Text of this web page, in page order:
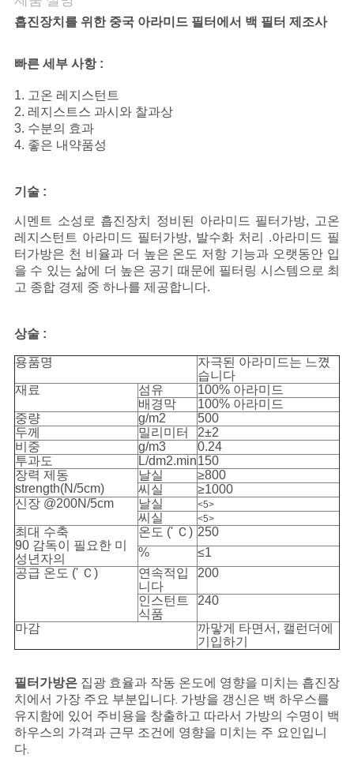
청
다
사
트
맵
PRIVACY
흡진장치를 위한 중국 아라미드 필터에서 백 필터 제조사
빠른 세부 사항 :
1. 고온 레지스턴트
2. 레지스트스 과시와 찰과상
3. 수분의 효과
4. 좋은 내약품성
기술 :
시멘트 소성로 흡진장치 정비된 아라미드 필터가방, 고온
레지스턴트 아라미드 필터가방, 발수화 처리 .아라미드 필
터가방은 천 비율과 더 높은 온도 저항 기능과 오랫동안 입
을 수 있는 삶에 더 높은 공기 때문에 필터링 시스템으로 최
고 종합 경제 중 하나를 제공합니다.
상술 :
용품명
자극된 아라미드는 느꼈
습니다
재료
섬유
100% 아라미드
배경막
100% 아라미드
중량
g/m2
500
두께
밀리미터
2±2
비중
g/m3
0.24
투과도
L/dm2.min150
장력 제동
strength(N/5cm)
날실
≥800
씨실
≥1000
신장 @200N/5cm
날실 <5>
씨실 <5>
최대 수축
90 감독이 필요한 미
성년자의
온도 (' Ｃ) 250
%
≤1
공급 온도 (' Ｃ)
연속적입
니다
200
인스턴트
식품
240
마감
까맣게 타면서, 캘런더에
기입하기
필터가방은집광 효율과 작동 온도에 영향을 미치는 흡진장
치에서 가장 주요 부분입니다. 가방을 갱신은 백 하우스를
유지함에 있어 주비용을 창출하고 따라서 가방의 수명이 백
하우스의 가격과 근무 조건에 영향을 미치는 주 요인입니
다.